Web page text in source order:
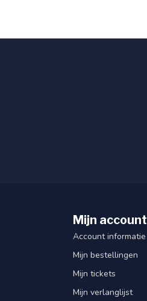
Mijn account
Account informatie
Mijn bestellingen
Mijn tickets
Mijn verlanglijst